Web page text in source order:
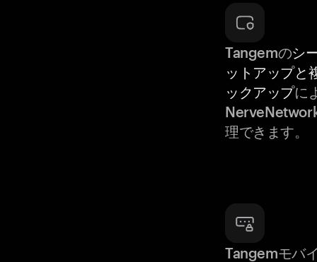
Tangemのシ
ットアップと
ックアップに
理できます。
Tangemモバ